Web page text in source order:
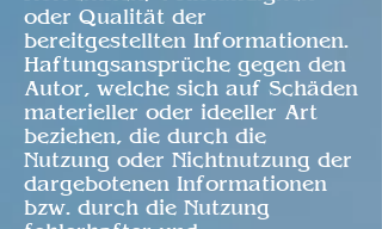
oder Qualität der
bereitgestellten Informationen.
Haftungsansprüche gegen den
Autor, welche sich auf Schäden
materieller oder ideeller Art
beziehen, die durch die
Nutzung oder Nichtnutzung der
dargebotenen Informationen
bzw. durch die Nutzung